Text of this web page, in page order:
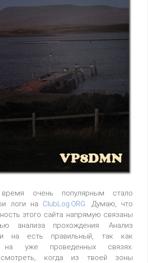
очень популярным стало
логи на ClubLog.ORG. Думаю, что
этого сайта напрямую связаны
анализа прохождения. Анализ
на есть правильный, так как
на уже проведенных связях.
когда из твоей зоны